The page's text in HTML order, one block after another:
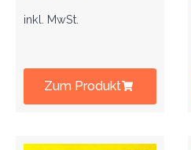
inkl. MwSt.
Zum Produkt